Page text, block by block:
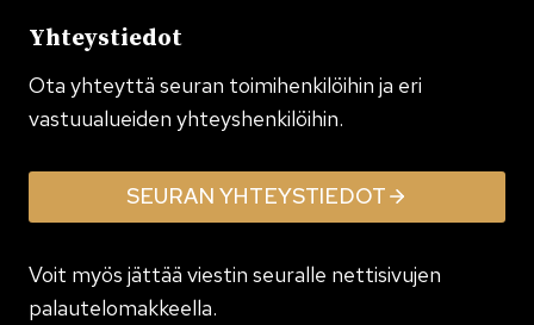
Yhteystiedot
Ota yhteyttä seuran toimi­henkilöihin ja eri
vastuualueiden yhteyshenkilöihin.
SEURAN YHTEYSTIEDOT
Voit myös jättää viestin seuralle nettisivujen
palautelomakkeella.